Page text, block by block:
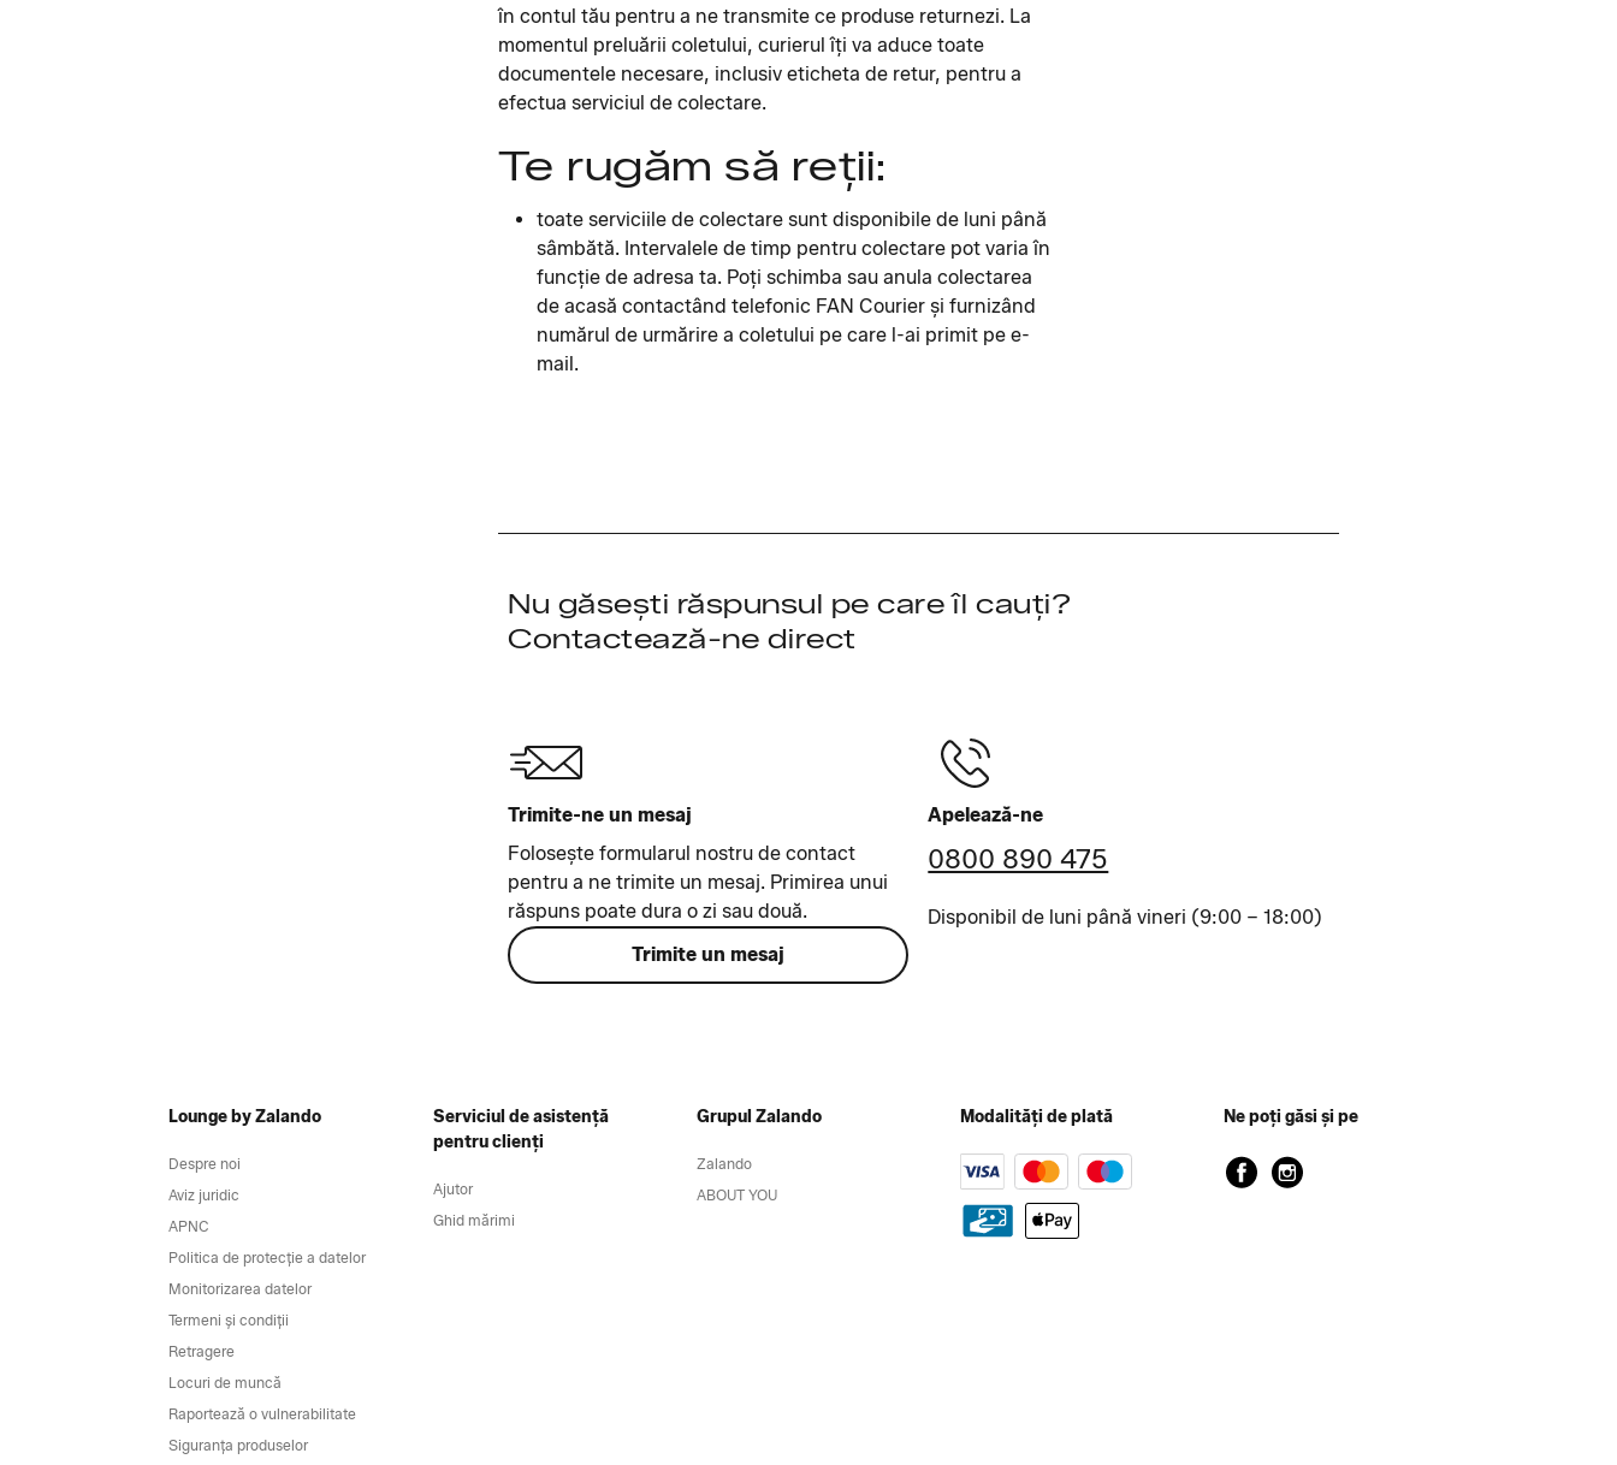
în contul tău pentru a ne transmite ce produse returnezi. La
momentul preluării coletului, curierul îți va aduce toate
documentele necesare, inclusiv eticheta de retur, pentru a
efectua serviciul de colectare.
Te rugăm să reții:
toate serviciile de colectare sunt disponibile de luni până
sâmbătă. Intervalele de timp pentru colectare pot varia în
funcție de adresa ta. Poți schimba sau anula colectarea
de acasă contactând telefonic FAN Courier și furnizând
numărul de urmărire a coletului pe care l-ai primit pe e-
mail.
Nu găsești răspunsul pe care îl cauți?
Contactează-ne direct
Trimite-ne un mesaj
Folosește formularul nostru de contact
pentru a ne trimite un mesaj. Primirea unui
răspuns poate dura o zi sau două.
Trimite un mesaj
Apelează-ne
0800 890 475
Disponibil de luni până vineri (9:00 – 18:00)
Lounge by Zalando
Despre noi
Aviz juridic
APNC
Politica de protecție a datelor
Monitorizarea datelor
Termeni și condiții
Retragere
Locuri de muncă
Raportează o vulnerabilitate
Siguranța produselor
Serviciul de asistență
pentru clienți
Ajutor
Ghid mărimi
Grupul Zalando
Zalando
ABOUT YOU
Modalități de plată Ne poți găsi și pe